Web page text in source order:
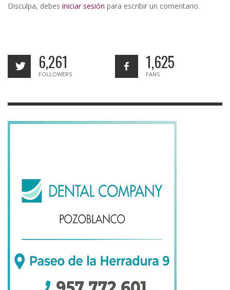
Disculpa, debes iniciar sesión para escribir un comentario.
6,261
FOLLOWERS
1,625
FANS